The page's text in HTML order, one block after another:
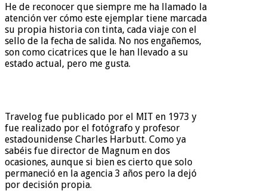
He de reconocer que siempre me ha llamado la
atención ver cómo este ejemplar tiene marcada
su propia historia con tinta, cada viaje con el
sello de la fecha de salida. No nos engañemos,
son como cicatrices que le han llevado a su
estado actual, pero me gusta.
Travelog fue publicado por el MIT en 1973 y
fue realizado por el fotógrafo y profesor
estadounidense Charles Harbutt. Como ya
sabéis fue director de Magnum en dos
ocasiones, aunque si bien es cierto que solo
permaneció en la agencia 3 años pero la dejó
por decisión propia.